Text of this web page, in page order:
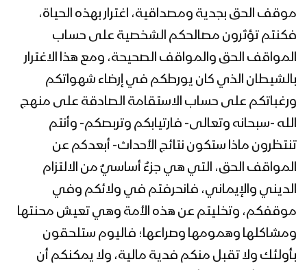
المحاضرة الرمضانية الثالثة للسيد عبدالملك
بدرالدين الحوثي 03 رمضان 1442هـ
المحاضرة الرمضانية الثانية للسيد عبدالملك
بدرالدين الحوثي 02 رمضان 1442هـ
المحاضرة الرمضانية الأولى للسيد
عبدالملك بدرالدين الحوثي 1رمضان 1442هـ
المحاضرة الرمضانية التاسعة والعشرون
لقائد الثورة السيد عبدالملك بدرالدين
الحوثي 30 رمضان 1441هـ
موقف الحق بجدية ومصداقية، اغترار بهذه الحياة،
فكنتم تؤثرون مصالحكم الشخصية على حساب
المواقف الحق والمواقف الصحيحة، ومع هذا الاغترار
بالشيطان الذي كان يورطكم في إرضاء شهواتكم
ورغباتكم على حساب الاستقامة الصادقة على منهج
الله -سبحانه وتعالى- فارتيابكم وتربصكم- وأنتم
تنتظرون ماذا ستكون نتائج الأحداث- أبعدكم عن
المواقف الحق، التي هي جزءٌ أساسيٌ من الالتزام
الديني والإيماني، فانحرفتم في ولائكم وفي
موقفكم، وتخليتم عن هذه الأمة وهي تعيش محنتها
ومشاكلها وهمومها وصراعها؛ فاليوم ستلحقون
بأولئك ولا تقبل منكم فدية مالية، ولا يمكنكم أن